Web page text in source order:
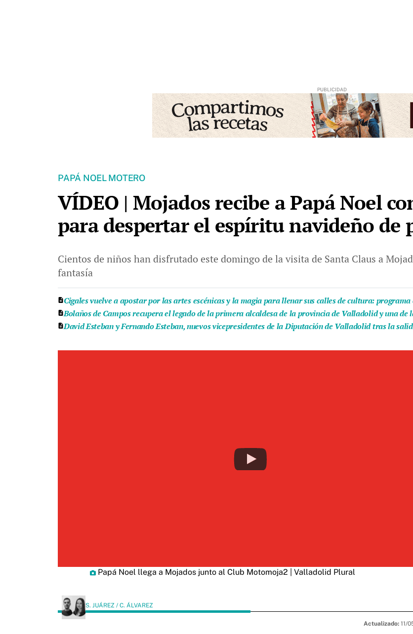
PAPÁ NOEL MOTERO
VÍDEO | Mojados recibe a Papá Noel
para despertar el espíritu navideño de
Cientos de niños han disfrutado este domingo de la visita de Santa Claus a
fantasía
Cigales vuelve a apostar por las artes escénicas y la magia para llenar sus calles de cultura:
Bolaños de Campos recupera el legado de la primera alcaldesa de la provincia de Valladolid y una de
David Esteban y Fernando Esteban, nuevos vicepresidentes de la Diputación de Valladolid tras la
Papá Noel llega a Mojados junto al Club Motomoja2 | Valladolid Plural
S. JUÁREZ / C. ÁLVAREZ
Actualizado: 11/